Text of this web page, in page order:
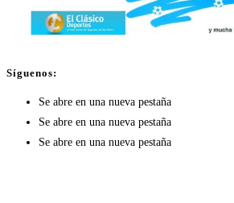
Síguenos:
Se abre en una nueva pestaña
Se abre en una nueva pestaña
Se abre en una nueva pestaña